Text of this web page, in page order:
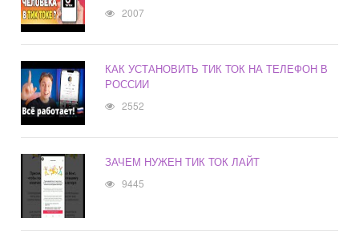
2007
КАК УСТАНОВИТЬ ТИК ТОК НА ТЕЛЕФОН В
РОССИИ
2552
ЗАЧЕМ НУЖЕН ТИК ТОК ЛАЙТ
9445